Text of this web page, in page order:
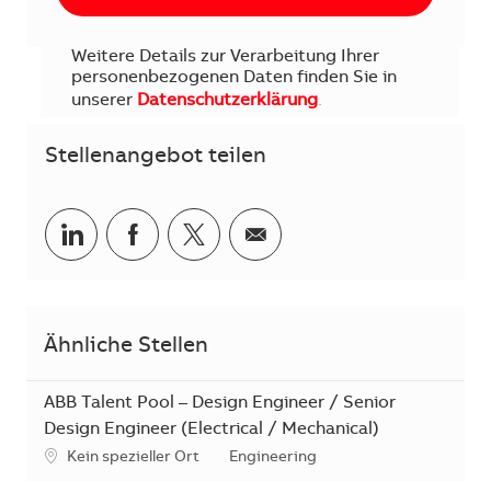
Weitere Details zur Verarbeitung Ihrer
personenbezogenen Daten finden Sie in
unserer Datenschutzerklärung.
Stellenangebot teilen
Teilen via LinkedIn
Teilen via Facebook
Teilen via Twitter
Teilen via E-Mail
Ähnliche Stellen
ABB Talent Pool – Design Engineer / Senior
Design Engineer (Electrical / Mechanical)
Standort
Kein spezieller Ort Kategorie
Engineering